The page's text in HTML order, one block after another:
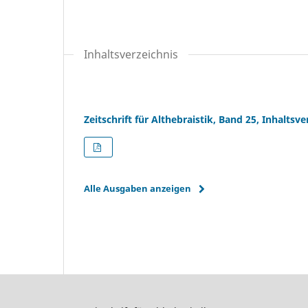
Inhaltsverzeichnis
Zeitschrift für Althebraistik, Band 25,
Alle Ausgaben anzeigen